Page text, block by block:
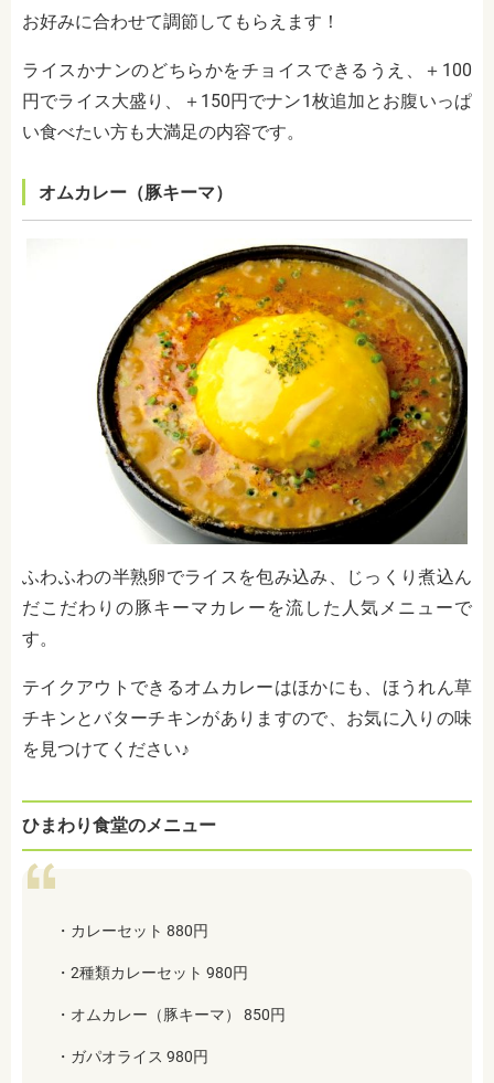
お好みに合わせて調節してもらえます！
ライスかナンのどちらかをチョイスできるうえ、＋100
円でライス大盛り、＋150円でナン1枚追加とお腹いっぱ
い食べたい方も大満足の内容です。
オムカレー（豚キーマ）
ふわふわの半熟卵でライスを包み込み、じっくり煮込ん
だこだわりの豚キーマカレーを流した人気メニューで
す。
テイクアウトできるオムカレーはほかにも、ほうれん草
チキンとバターチキンがありますので、お気に入りの味
を見つけてください♪
ひまわり食堂のメニュー
・カレーセット 880円
・2種類カレーセット 980円
・オムカレー（豚キーマ） 850円
・ガパオライス 980円